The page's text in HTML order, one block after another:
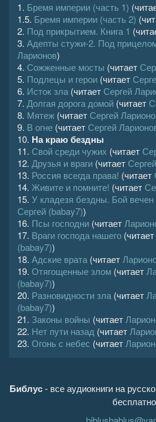
1. Бремя империи (часть 1)
1.5. Бремя империи (часть 2)
2. Под прикрытием. Книга 1
3. Адепты стужи-2. Под
Ларионов)
4. Сожженные мосты (читает
5. Подлецы и герои (читает
6. Исток зла (читает Сергей
7. Долгая дорога домой (читает
8. Мятеж (читает Сергей
9. В огне (читает Сергей
10. На краю бездны
11. Свой среди чужих (читает
12. Друзья и враги (читает
13. Россия всегда права! (читает
14. Живите и помните! (читает
15. У кладезя бездны. Бой вечен
Сергей (babay7))
16. Псы господни (читает
17. Враги господа нашего (читает
(babay7))
18. Адские врата (читает
19. Отягощенные злом (читает
(babay7))
20. Разновидности зла (читает
(babay7))
21. Законы войны (читает
22. Нет пути назад (читает
23. Огонь с небес (читает
Библус- все аудиокниги на
бесплатно